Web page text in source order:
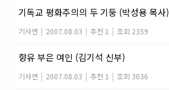
기독교 평화주의의 두 기둥 (박성용 목사)
기사연 | 2007.08.03 | 추천 1 | 조회 2359
향유 부은 여인 (김기석 신부)
기사연 | 2007.08.03 | 추천 1 | 조회 3036